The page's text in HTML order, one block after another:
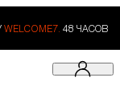
WELCOME7. 48 ЧАСОВ